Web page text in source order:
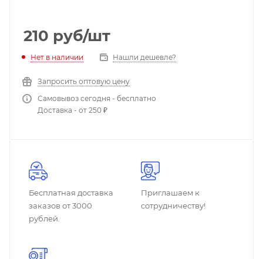
210 руб/шт
Нет в наличии Нашли дешевле?
Запросить оптовую цену
Самовывоз сегодня - бесплатно
Доставка - от 250 ₽
Бесплатная доставка
заказов от 3000
рублей.
Приглашаем к
сотрудничеству!